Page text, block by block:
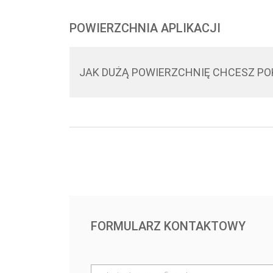
POWIERZCHNIA APLIKACJI
JAK DUŻĄ POWIERZCHNIĘ CHCESZ
FORMULARZ KONTAKTOWY